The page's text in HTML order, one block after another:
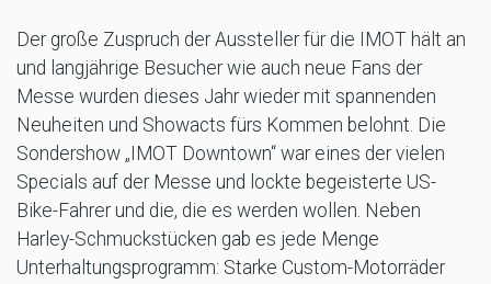
Der große Zuspruch der Aussteller für die IMOT hält an
und langjährige Besucher wie auch neue Fans der
Messe wurden dieses Jahr wieder mit spannenden
Neuheiten und Showacts fürs Kommen belohnt. Die
Sondershow „IMOT Downtown“ war eines der vielen
Specials auf der Messe und lockte begeisterte US-
Bike-Fahrer und die, die es werden wollen. Neben
Harley-Schmuckstücken gab es jede Menge
Unterhaltungsprogramm: Starke Custom-Motorräder